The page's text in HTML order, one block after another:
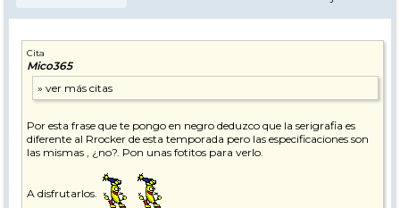
Cita
Mico365
Por esta frase que te pongo en negro deduzco que la serigrafia es
diferente al Rrocker de esta temporada pero las especificaciones son
las mismas , ¿no?. Pon unas fotitos para verlo.
A disfrutarlos.